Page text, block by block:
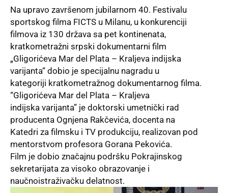
Na upravo završenom jubilarnom 40. Festivalu
sportskog filma FICTS u Milanu, u konkurenciji
filmova iz 130 država sa pet kontinenata,
kratkometražni srpski dokumentarni film
„Gligorićeva Mar del Plata – Kraljeva indijska
varijanta“ dobio je specijalnu nagradu u
kategoriji kratkometražnog dokumentarnog filma.
“Gligorićeva Mar del Plata – Kraljeva
indijska varijanta” je doktorski umetnički rad
producenta Ognjena Rakčevića, docenta na
Katedri za filmsku i TV produkciju, realizovan pod
mentorstvom profesora Gorana Pekovića.
Film je dobio značajnu podršku Pokrajinskog
sekretarijata za visoko obrazovanje i
naučnoistraživačku delatnost.